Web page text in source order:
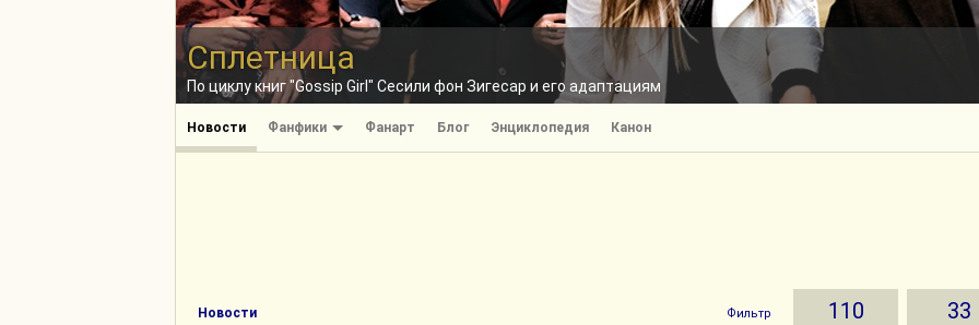
Сплетница
По циклу книг "Gossip Girl" Сесили фон Зигесар и его адаптациям
Новости Фанфики Фанарт Блог Энциклопедия Канон
Новости Фильтр 110 33